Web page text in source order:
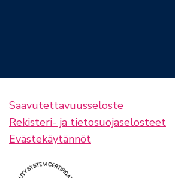
Saavutettavuusseloste
Rekisteri- ja tietosuojaselosteet
Evästekäytännöt